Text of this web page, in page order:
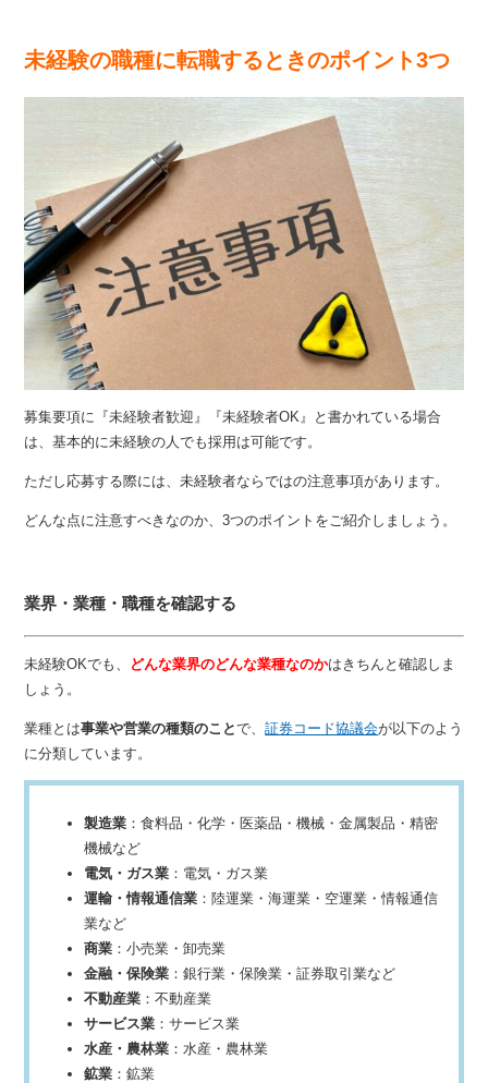
未経験の職種に転職するときのポイント3つ
募集要項に『未経験者歓迎』『未経験者OK』と書かれている場合
は、基本的に未経験の人でも採用は可能です。
ただし応募する際には、未経験者ならではの注意事項があります。
どんな点に注意すべきなのか、3つのポイントをご紹介しましょう。
業界・業種・職種を確認する
未経験OKでも、 どんな業界のどんな業種なのかはきちんと確認しま
しょう。
業種とは事業や営業の種類のことで、証券コード協議会が以下のよう
に分類しています。
製造業 ：食料品・化学・医薬品・機械・金属製品・精密
機械など
電気・ガス業 ：電気・ガス業
運輸・情報通信業 ：陸運業・海運業・空運業・情報通信
業など
商業 ：小売業・卸売業
金融・保険業 ：銀行業・保険業・証券取引業など
不動産業 ：不動産業
サービス業 ：サービス業
水産・農林業 ：水産・農林業
鉱業 ：鉱業